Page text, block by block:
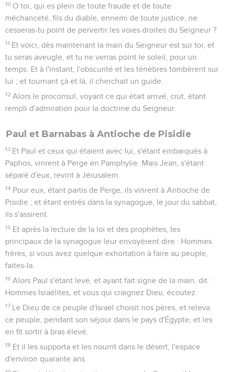
10 O toi, qui es plein de toute fraude et de toute
méchanceté, fils du diable, ennemi de toute justice, ne
cesseras-tu point de pervertir les voies droites du Seigneur ?
11 Et voici, dès maintenant la main du Seigneur est sur toi, et
tu seras aveugle, et tu ne verras point le soleil, pour un
temps. Et à l'instant, l'obscurité et les ténèbres tombèrent sur
lui ; et tournant çà et là, il cherchait un guide.
12 Alors le proconsul, voyant ce qui était arrivé, crut, étant
rempli d'admiration pour la doctrine du Seigneur.
Paul et Barnabas à Antioche de Pisidie
13 Et Paul et ceux qui étaient avec lui, s'étant embarqués à
Paphos, vinrent à Perge en Pamphylie. Mais Jean, s'étant
séparé d'eux, revint à Jérusalem.
14 Pour eux, étant partis de Perge, ils vinrent à Antioche de
Pisidie ; et étant entrés dans la synagogue, le jour du sabbat,
ils s'assirent.
15 Et après la lecture de la loi et des prophètes, les
principaux de la synagogue leur envoyèrent dire : Hommes
frères, si vous avez quelque exhortation à faire au peuple,
faites-la.
16 Alors Paul s'étant levé, et ayant fait signe de la main, dit :
Hommes Israélites, et vous qui craignez Dieu, écoutez.
17 Le Dieu de ce peuple d'Israël choisit nos pères, et releva
ce peuple, pendant son séjour dans le pays d'Égypte, et les
en fit sortir à bras élevé.
18 Et il les supporta et les nourrit dans le désert, l'espace
d'environ quarante ans.